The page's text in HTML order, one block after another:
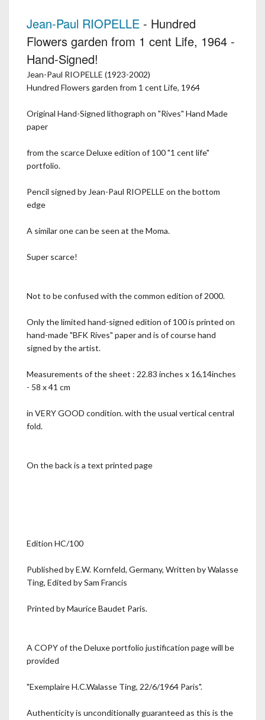
Jean-Paul RIOPELLE - Hundred
Flowers garden from 1 cent Life, 1964 -
Hand-Signed!
Jean-Paul RIOPELLE (1923-2002)
Hundred Flowers garden from 1 cent Life, 1964
Original Hand-Signed lithograph on "Rives" Hand Made
paper
from the scarce Deluxe edition of 100 "1 cent life"
portfolio.
Pencil signed by Jean-Paul RIOPELLE on the bottom
edge
A similar one can be seen at the Moma.
Super scarce!
Not to be confused with the common edition of 2000.
Only the limited hand-signed edition of 100 is printed on
hand-made "BFK Rives" paper and is of course hand
signed by the artist.
Measurements of the sheet : 22.83 inches x 16,14inches
- 58 x 41 cm
in VERY GOOD condition. with the usual vertical central
fold.
On the back is a text printed page
Edition HC/100
Published by E.W. Kornfeld, Germany, Written by Walasse
Ting, Edited by Sam Francis
Printed by Maurice Baudet Paris.
A COPY of the Deluxe portfolio justification page will be
provided
"Exemplaire H.C.Walasse Ting, 22/6/1964 Paris".
Authenticity is unconditionally guaranteed as this is the